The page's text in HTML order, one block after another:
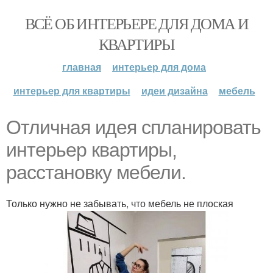
ВСЁ ОБ ИНТЕРЬЕРЕ ДЛЯ ДОМА И
КВАРТИРЫ
главная
интерьер для дома
интерьер для квартиры
идеи дизайна мебель
Отличная идея спланировать
интерьер квартиры,
расстановку мебели.
Только нужно не забывать, что мебель не плоская